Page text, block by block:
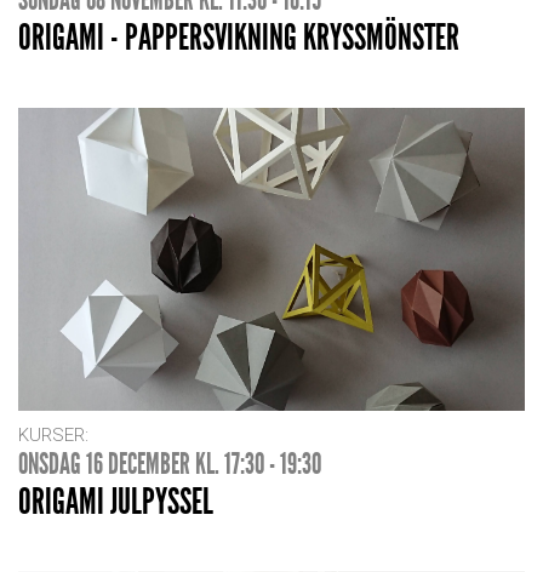
ORIGAMI - PAPPERSVIKNING KRYSSMÖNSTER
KURSER:
ONSDAG 16 DECEMBER KL. 17:30 - 19:30
ORIGAMI JULPYSSEL